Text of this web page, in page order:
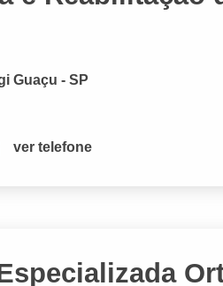
Guaçu - SP
ver telefone